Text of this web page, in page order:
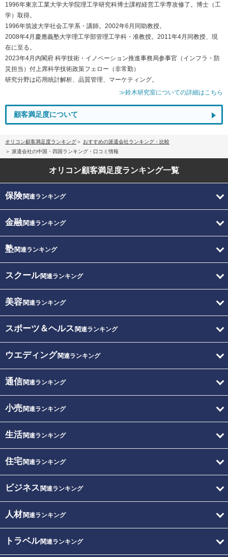
1996年東京工業大学大学院理工学研究科博士課程経営工学専攻修了。博士（工
学）取得。
1996年筑波大学社会工学系・講師。2002年6月同助教授。
2008年4月慶應義塾大学理工学部管理工学科・准教授。2011年4月同教授、現
在に至る。
2023年4月内閣府 科学技術・イノベーション推進事務局参事官（インフラ・防
災担当）付上席科学技術政策フェロー（非常勤）
研究分野は応用統計解析、品質管理、マーケティング。
≫鈴木研究室についての詳細はこちら
顧客満足度について
オリコン顧客満足度ランキング
おすすめの派遣会社ランキング・比較
派遣会社の中国・四国ランキング・口コミ情報
オリコン顧客満足度ランキング一覧
保険関連ランキング
金融関連ランキング
塾関連ランキング
スクール関連ランキング
美容関連ランキング
スポーツ＆ヘルス 関連ランキング
ウエディング関連ランキング
通信関連ランキング
小売関連ランキング
生活関連ランキング
住宅関連ランキング
ビジネス 関連ランキング
人材関連ランキング
トラベル関連ランキング